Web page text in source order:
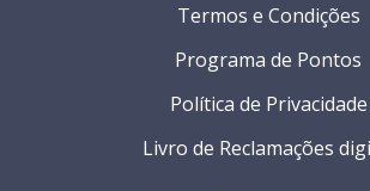
Termos e Condições
Programa de Pontos
Política de Privacidade
Livro de Reclamações